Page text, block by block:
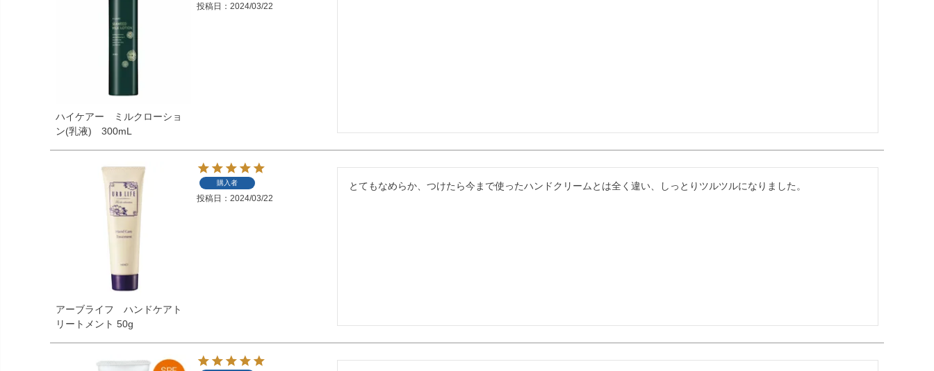
ハイケアー ミルクローショ
ン(乳液) 300mL
投稿日 2024/03/22
アーブライフ ハンドケアト
リートメント 50g
購入者
投稿日 2024/03/22
とてもなめらか、つけたら今まで使ったハンドクリームとは全く違い、しっとりツルツルになりました。